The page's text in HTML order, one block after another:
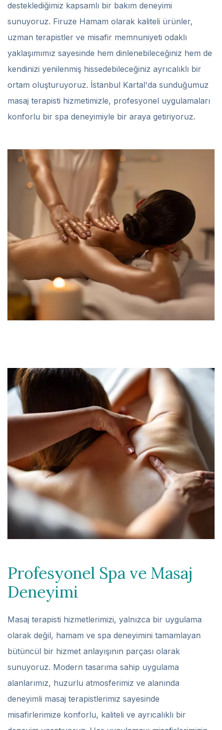
desteklediğimiz kapsamlı bir bakım deneyimi
sunuyoruz. Firuze Hamam olarak kaliteli ürünler,
uzman terapistler ve misafir memnuniyeti odaklı
yaklaşımımız sayesinde hem dinlenebileceğiniz hem de
kendinizi yenilenmiş hissedebileceğiniz ayrıcalıklı bir
ortam oluşturuyoruz. İstanbul Kartal'da sunduğumuz
masaj terapisti hizmetimizle, profesyonel uygulamaları
konforlu bir spa deneyimiyle bir araya getiriyoruz.
Profesyonel Spa ve Masaj
Deneyimi
Masaj terapisti hizmetlerimizi, yalnızca bir uygulama
olarak değil, hamam ve spa deneyimini tamamlayan
bütüncül bir hizmet anlayışının parçası olarak
sunuyoruz. Modern tasarıma sahip uygulama
alanlarımız, huzurlu atmosferimiz ve alanında
deneyimli masaj terapistlerimiz sayesinde
misafirlerimize konforlu, kaliteli ve ayrıcalıklı bir